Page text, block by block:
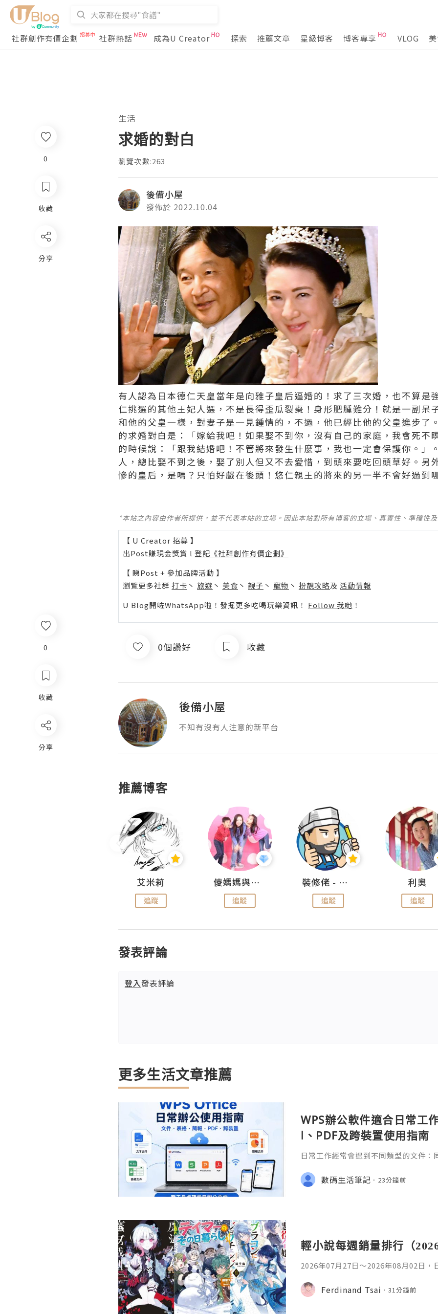
社群創作有價企劃 社群熱話 成為U Creator 探索 推薦文章 星級博客 博客專享 VLOG
0
收藏
分享
生活
求婚的對白
瀏覽次數:263
後備小屋
發佈於 2022.10.04
有人認為日本德仁天皇當年是向雅子皇后逼婚的！求了三次婚，也不算是
仁挑選的其他王妃人選，不是長得歪瓜裂棗！身形肥腫難分！就是一副呆
和他的父皇一樣，對妻子是一見鍾情的，不過，他已經比他的父皇進步了
的求婚對白是：「嫁給我吧！如果娶不到你，沒有自己的家庭，我會死不
的時候說：「跟我結婚吧！不管將來發生什麼事，我也一定會保護你。」
人，總比娶不到之後，娶了別人但又不去愛惜，到頭來要吃回頭草好。另
慘的皇后，是嗎？只怕好戲在後頭！悠仁親王的將來的另一半不會好過到
*本站之內容由作者所提供，並不代表本站的立場。因此本站對所有博客的立場、真實性、準確性
【 U Creator 招募 】
出Post賺現金獎賞 l 登記《社群創作有價企劃》
【 睇Post + 參加品牌活動 】
瀏覽更多社群 打卡 丶 旅遊 丶 美食 丶 親子 丶 寵物 丶 扮靚攻略及 活動情報
U Blog開咗WhatsApp啦！發掘更多吃喝玩樂資訊！ Follow 我哋 ！
0個讚好 收藏
後備小屋
不知有沒有人注意的新平台
推薦博客
艾米莉
追蹤
儍媽媽與兩隻小魔怪之家
追蹤
裝修佬 - 香港一站式網上裝修平台
追蹤
利奧
追蹤
發表評論
登入發表評論
更多生活文章推薦
WPS辦公軟件適合日常工
l、PDF及跨裝置使用指南
日常工作經常會遇到不同類型的文件
PDF。 如果每種文件都要使用不同程
少人會接觸 WPS Offic
數碼生活筆記 23分鐘前
輕小說每週銷量排行（
2026年07月27日〜2026年08月02日，
首・文字插畫：すがわらおむ
年08月銷售數：10,281部2. 落後的馴
Ferdinand Tsai 31分鐘前
0
收藏
分享